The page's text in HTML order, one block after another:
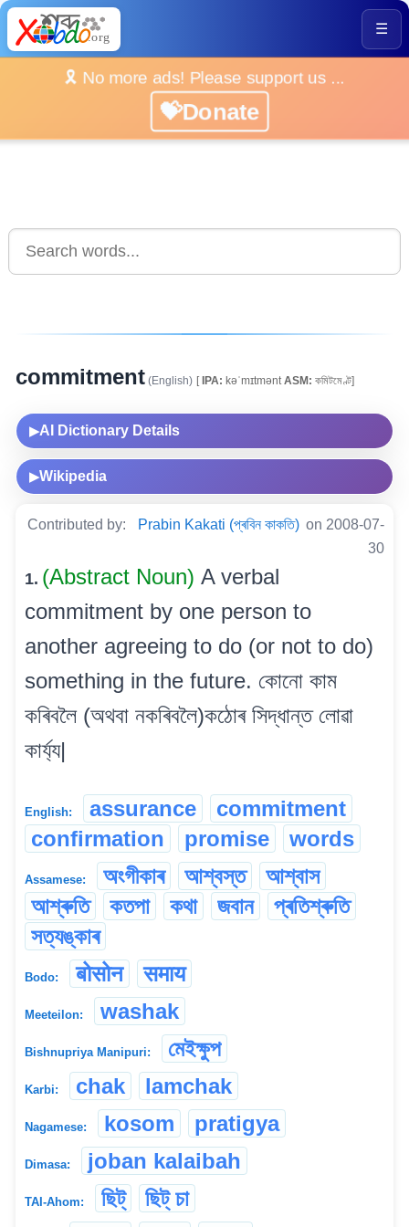
☰
🎗️ No more ads! Please support us ...
💝Donate
commitment (English) [IPA: kəˈmɪtməntASM: কমিটমেণ্ট]
▶AI Dictionary Details
▶Wikipedia
Contributed by: Prabin Kakati (প্ৰবিন কাকতি) on 2008-07-
30
1. (Abstract Noun) A verbal
commitment by one person to
another agreeing to do (or not to do)
something in the future. কোনো কাম
কৰিবলৈ (অথবা নকৰিবলৈ)কঠোৰ সিদ্ধান্ত লোৱা
কাৰ্য্য|
English: assurance
commitment
confirmation
promise words
Assamese: অংগীকাৰ আশ্বস্ত
আশ্বাস
আশ্ৰুতি
কতপা কথা জবান
প্ৰতিশ্ৰুতি
সত্যঙ্কাৰ
Bodo: बोसोन समाय
Meeteilon: washak
Bishnupriya Manipuri: মেইক্ষুপ
Karbi: chak lamchak
Nagamese: kosom pratigya
Dimasa: joban kalaibah
TAI-Ahom: ছিট্
ছিট্ চা